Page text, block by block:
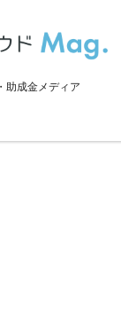
助成金メディア
助成金